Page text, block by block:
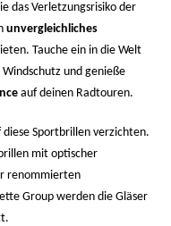
das Verletzungsrisiko der
unvergleichliches
Tauche ein in die Welt
und genieße
auf deinen Radtouren.
diese Sportbrillen verzichten.
mit optischer
renommierten
Group werden die Gläser